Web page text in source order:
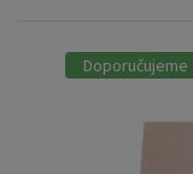
Doporučujeme